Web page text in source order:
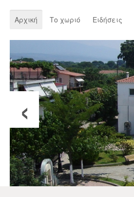
Αρχική Το χωριό Ειδήσεις
‹